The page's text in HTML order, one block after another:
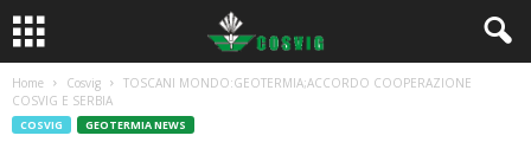
Home Cosvig
TOSCANI MONDO:GEOTERMIA;ACCORDO COOPERAZIONE
COSVIG E SERBIA
COSVIG GEOTERMIA NEWS